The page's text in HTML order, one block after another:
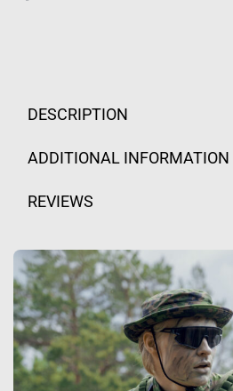
DESCRIPTION
ADDITIONAL INFORMATION
REVIEWS